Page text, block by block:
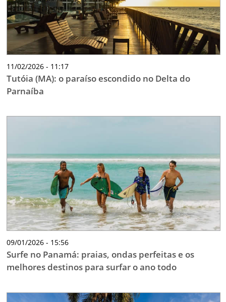
11/02/2026 - 11:17
Tutóia (MA): o paraíso escondido no Delta do
Parnaíba
09/01/2026 - 15:56
Surfe no Panamá: praias, ondas perfeitas e os
melhores destinos para surfar o ano todo